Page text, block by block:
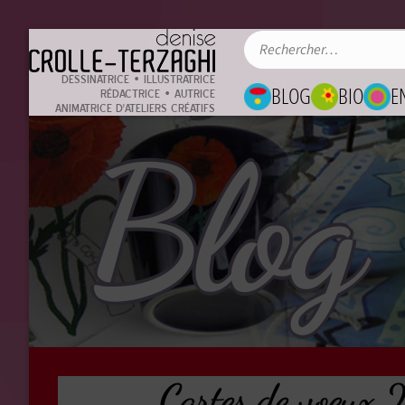
DESSINATRICE • ILLUSTRATRICE
RÉDACTRICE • AUTRICE
ANIMATRICE D'ATELIERS CRÉATIFS
BLOG BIO
Blog